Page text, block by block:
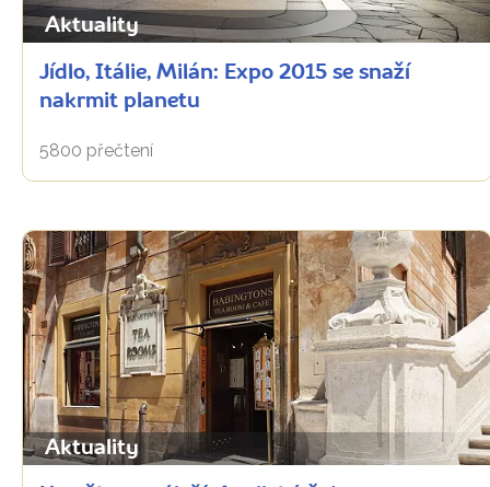
Aktuality
Jídlo, Itálie, Milán: Expo 2015 se snaží
nakrmit planetu
5800 přečtení
Aktuality